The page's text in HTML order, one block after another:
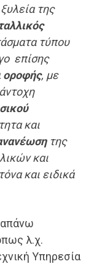
της
τύπου
επίσης
οροφής, με
και
της
και
και ειδικά
λ.χ.
Υπηρεσία